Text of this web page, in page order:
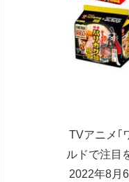
TVアニメ｢
ルドで注目
2022年8月